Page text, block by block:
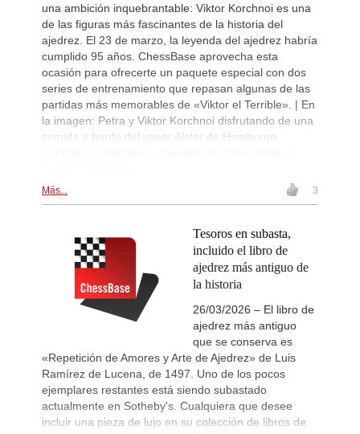
una ambición inquebrantable: Viktor Korchnoi es una
de las figuras más fascinantes de la historia del
ajedrez. El 23 de marzo, la leyenda del ajedrez habría
cumplido 95 años. ChessBase aprovecha esta
ocasión para ofrecerte un paquete especial con dos
series de entrenamiento que repasan algunas de las
partidas más memorables de «Viktor el Terrible». | En
la imagen: Petra y Viktor Korchnoi disfrutando de una
comida a bordo del vapor Alster de Hamburgo
Más... 3
Tesoros en subasta,
incluido el libro de
ajedrez más antiguo de
la historia
26/03/2026 – El libro de
ajedrez más antiguo
que se conserva es
«Repetición de Amores y Arte de Ajedrez» de Luis
Ramírez de Lucena, de 1497. Uno de los pocos
ejemplares restantes está siendo subastado
actualmente en Sotheby's. Cualquiera que desee
incluir una pieza de lujo en su colección de libros de